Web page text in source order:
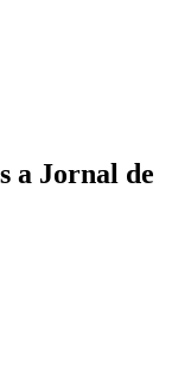
a Jornal de